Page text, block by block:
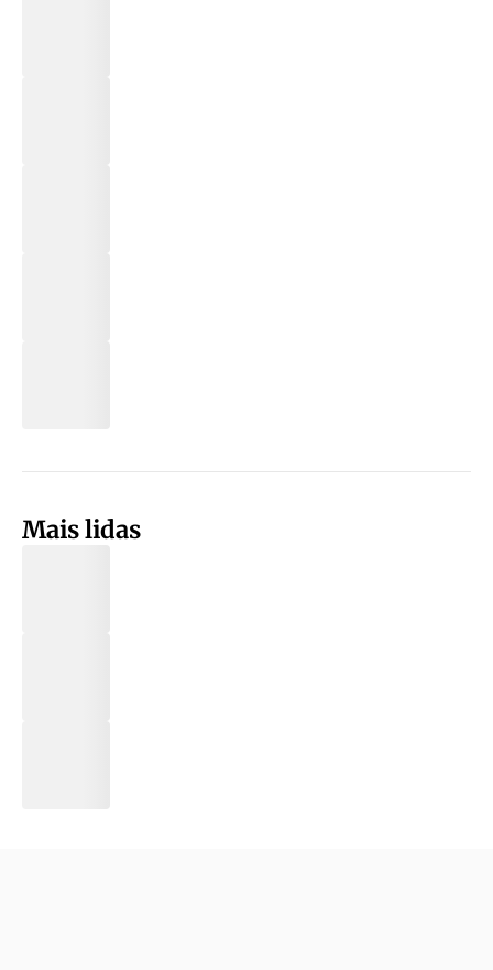
Mais lidas